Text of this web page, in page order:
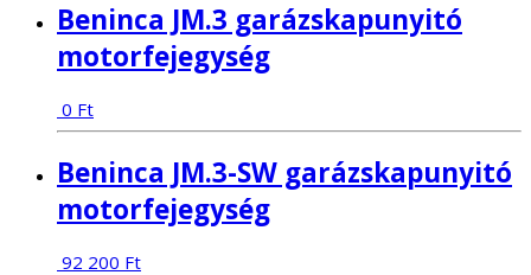
Beninca JM.3 garázskapunyitó
motorfejegység
0 Ft
Beninca JM.3-SW garázskapunyitó
motorfejegység
92 200 Ft